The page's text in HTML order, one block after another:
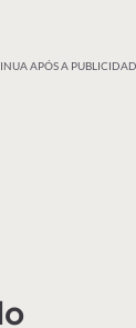
APÓS A